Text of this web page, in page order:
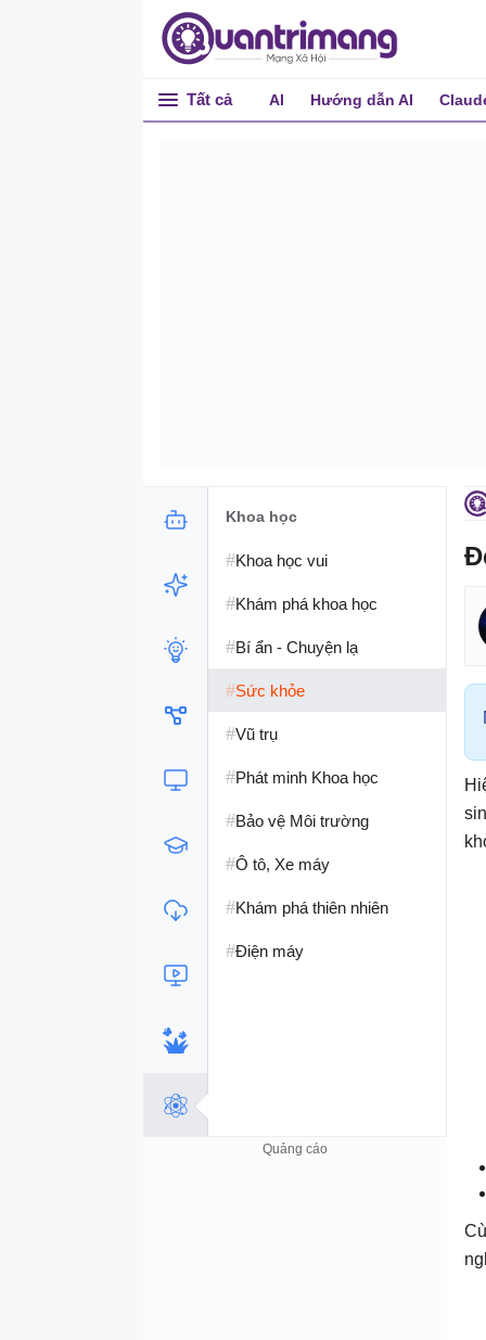
Tất cả AI Hướng dẫn AI
Khoa học
#Khoa học vui
#Khám phá khoa học
#Bí ẩn - Chuyện lạ
#Sức khỏe
#Vũ trụ
#Phát minh Khoa học
#Bảo vệ Môi trường
#Ô tô, Xe máy
#Khám phá thiên nhiên
#Điện máy